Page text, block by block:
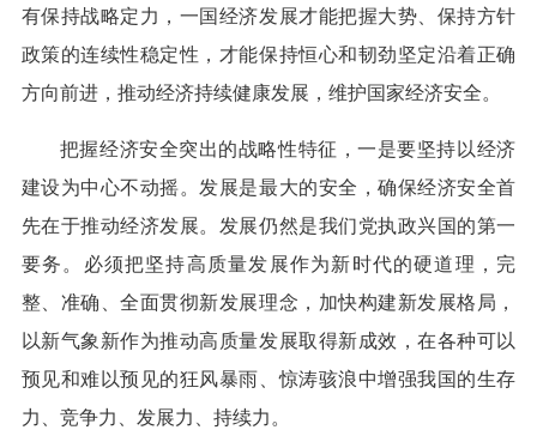
有保持战略定力，一国经济发展才能把握大势、保持方针
政策的连续性稳定性，才能保持恒心和韧劲坚定沿着正确
方向前进，推动经济持续健康发展，维护国家经济安全。
把握经济安全突出的战略性特征，一是要坚持以经济
建设为中心不动摇。发展是最大的安全，确保经济安全首
先在于推动经济发展。发展仍然是我们党执政兴国的第一
要务。必须把坚持高质量发展作为新时代的硬道理，完
整、准确、全面贯彻新发展理念，加快构建新发展格局，
以新气象新作为推动高质量发展取得新成效，在各种可以
预见和难以预见的狂风暴雨、惊涛骇浪中增强我国的生存
力、竞争力、发展力、持续力。